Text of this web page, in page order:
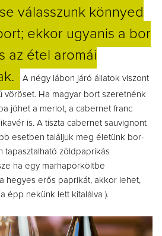
válasszunk könnyed
ekkor ugyanis a bor
az étel aromái
A négy lábon járó állatok viszont
vöröset. Ha magyar bort szeretnénk
jöhet a merlot, a cabernet franc
is. A tiszta cabernet sauvignont
esetben találjuk meg életünk bor-
tapasztalható zöldpaprikás
ha egy marhapörköltbe
hegyes erős paprikát, akkor lehet,
épp nekünk lett kitalálva ).